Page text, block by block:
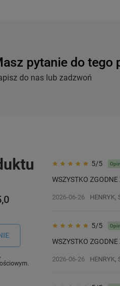
pytanie do tego
do nas lub zadzwoń
5/5
WSZYSTKO ZGODNE
2026-06-26 HENRYK,
5/5
WSZYSTKO ZGODNE
2026-06-26 HENRYK,